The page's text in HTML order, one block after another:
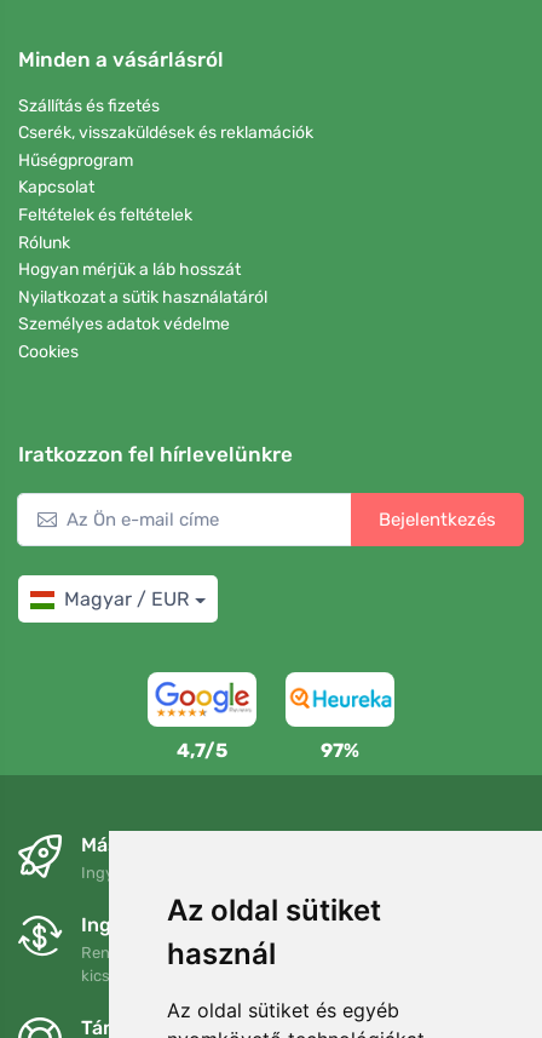
Az oldal sütiket
használ
Az oldal sütiket és egyéb
Minden a vásárlásról
Szállítás és fizetés
Cserék, visszaküldések és reklamációk
Hűségprogram
Kapcsolat
Feltételek és feltételek
Rólunk
Hogyan mérjük a láb hosszát
Nyilatkozat a sütik használatáról
Személyes adatok védelme
Cookies
Iratkozzon fel hírlevelünkre
Bejelentkezés
Magyar / EUR
4,7/5 97%
Másnapra és ingyenesen
Ingyenes szállítás a következő összeg felett: 80 EUR
Ingyenes csere és visszaküldés
Rendelését 90 napon belül bármikor visszaküldheti vagy
kicserélheti.
Támogatjuk a Trees.org-ot